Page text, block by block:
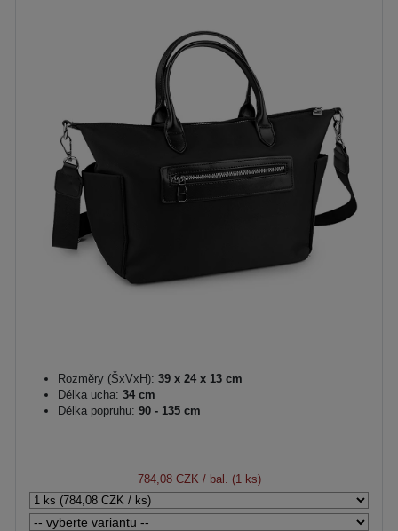
Rozměry (ŠxVxH): 39 x 24 x 13 cm
Délka ucha: 34 cm
Délka popruhu: 90 - 135 cm
784,08 CZK / bal. (1 ks)